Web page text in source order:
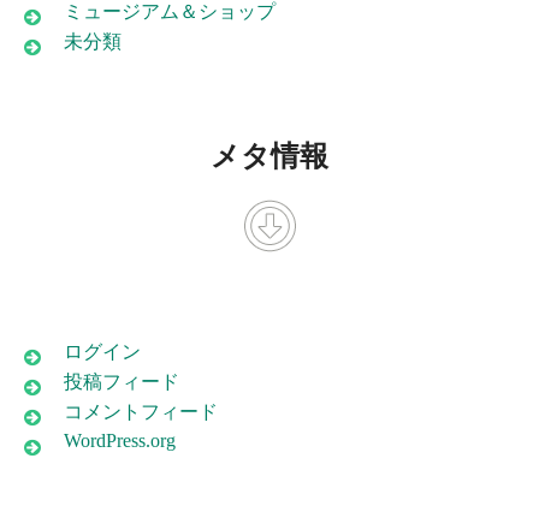
ミュージアム＆ショップ
未分類
メタ情報
ログイン
投稿フィード
コメントフィード
WordPress.org